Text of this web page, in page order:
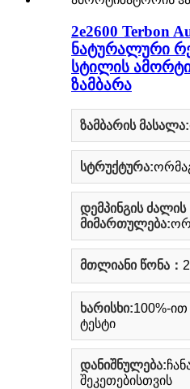
2e2600 Terbon
ნატურალური
სტილის
ზამბარა
ზამბარის მასალა:
სტრუქტურა:
დემპინგის ძალის
მიმართულება:
მთლიანი წონა：
ხარისხი:100%-
ტესტი
დანიშნულება:
შეკეთებისთვის